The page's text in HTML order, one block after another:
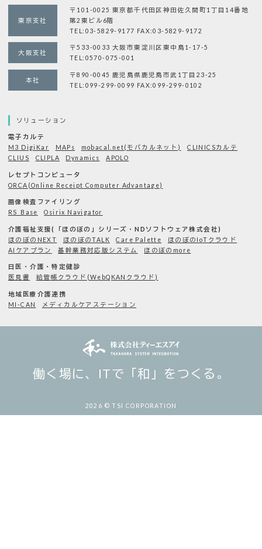
東京支社
〒101-0025 東京都千代田区神田佐久間町1丁目14番地
第2東ビル6階
TEL:03-5829-9177 FAX:03-5829-9172
大阪支社
〒533-0033 大阪市東淀川区東中島1-17-5
TEL:0570-075-001
本社
〒890-0045 鹿児島県鹿児島市武1丁目23-25
TEL:099-299-0099 FAX:099-299-0102
ソリューション
電子カルテ
M3 DigiKar
MAPs mobacal.net(モバカルネット)
CLINICSカルテ
CLIUS
CLIPLA Dynamics APOLO
レセプトコンピュータ
ORCA(Online Receipt Computer Advantage)
画像検査ファイリング
RS_Base
Osirix Navigator
介護福祉支援(「ほのぼの」シリーズ・NDソフトウェア株式会社)
ほのぼのNEXT
ほのぼのTALK Care Palette
ほのぼのIoTクラウド
AIケアプラン
基幹業務対応版システム ほのぼのmore
日医・介護・特定健診
医見書
給管帳クラウド(WebQKANクラウド)
地域医療介護連携
MI-CAN
メディカルケアステーション
働く場に、ITで「和」をつくる。
2026 © TSI CORPORATION